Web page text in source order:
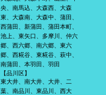
央、南馬込、大森西、大森
東、大森南、大森中、蒲田、
西蒲田、新蒲田、蒲田本町、
池上、東矢口、多摩川、仲六
郷、西六郷、南六郷、東六
郷、西糀谷、東糀谷、萩中、
南蒲田、本羽田、羽田
【品川区】
東大井、南大井、大井、二
葉、南品川、東品川、西大